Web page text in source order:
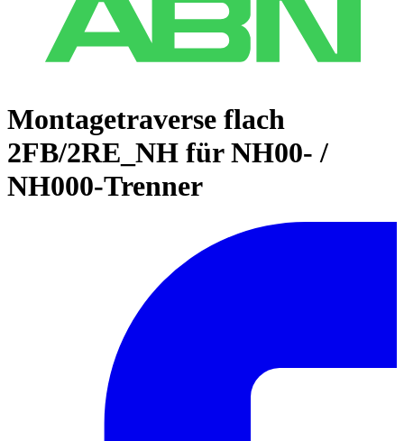
Montagetraverse flach
2FB/2RE_NH für NH00- /
NH000-Trenner